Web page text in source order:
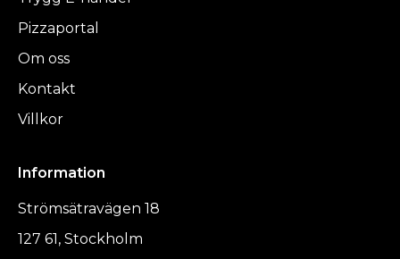
Pizzaportal
Om oss
Kontakt
Villkor
Information
Strömsätravägen 18
127 61, Stockholm